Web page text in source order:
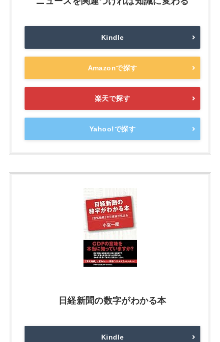
Kindle
Amazonで探す
楽天で探す
Yahoo!で探す
日経新聞の数字がわかる本
Kindle